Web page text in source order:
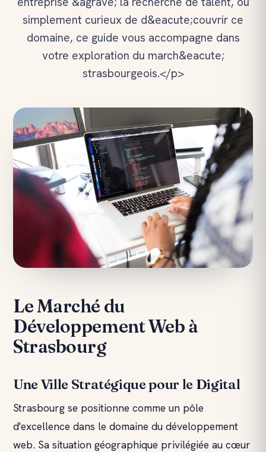
simplement curieux de d&eacute;couvrir ce
domaine, ce guide vous accompagne dans
votre exploration du march&eacute;
strasbourgeois.</p>
Le Marché du
Développement Web à
Strasbourg
Une Ville Stratégique pour le Digital
Strasbourg se positionne comme un pôle
d'excellence dans le domaine du développement
web. Sa situation géographique privilégiée au cœur